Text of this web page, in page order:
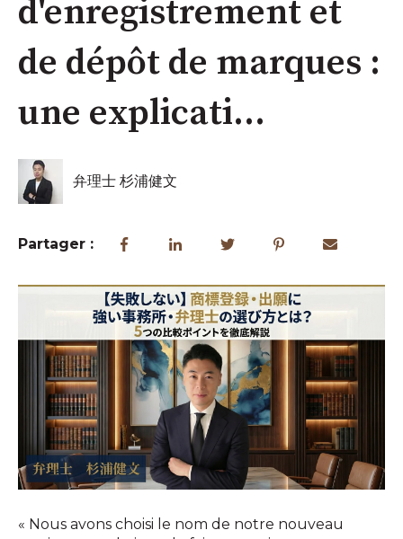
d'enregistrement et
de dépôt de marques :
une explicati...
弁理士 杉浦健文
Partager :
« Nous avons choisi le nom de notre nouveau